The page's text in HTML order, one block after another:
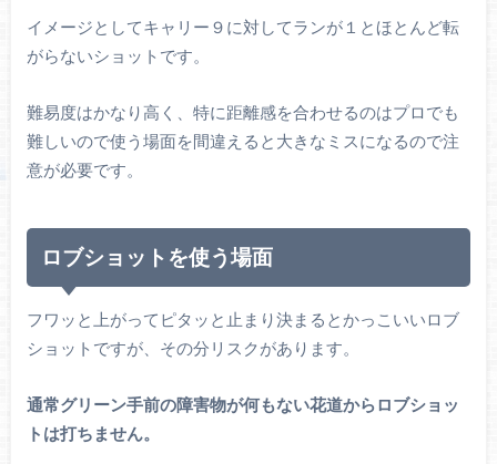
イメージとしてキャリー９に対してランが１とほとんど転
がらないショットです。
難易度はかなり高く、特に距離感を合わせるのはプロでも
難しいので使う場面を間違えると大きなミスになるので注
意が必要です。
ロブショットを使う場面
フワッと上がってピタッと止まり決まるとかっこいいロブ
ショットですが、その分リスクがあります。
通常グリーン手前の障害物が何もない花道からロブショッ
トは打ちません。